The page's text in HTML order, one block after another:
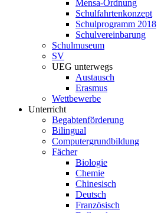
Mensa-Ordnung
Schulfahrtenkonzept
Schulprogramm 2018
Schulvereinbarung
Schulmuseum
SV
UEG unterwegs
Austausch
Erasmus
Wettbewerbe
Unterricht
Begabtenförderung
Bilingual
Computergrundbildung
Fächer
Biologie
Chemie
Chinesisch
Deutsch
Französisch